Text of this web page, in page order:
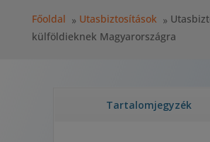
Főoldal Utasbiztosítások
külföldieknek Magyarországra
Tartalomjegyzék